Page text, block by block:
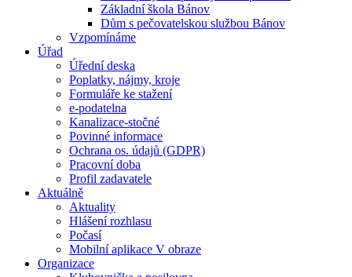
Základní škola Bánov
Dům s pečovatelskou službou Bánov
Vzpomínáme
Úřad
Úřední deska
Poplatky, nájmy, kroje
Formuláře ke stažení
e-podatelna
Kanalizace-stočné
Povinné informace
Ochrana os. údajů (GDPR)
Pracovní doba
Profil zadavatele
Aktuálně
Aktuality
Hlášení rozhlasu
Počasí
Mobilní aplikace V obraze
Organizace